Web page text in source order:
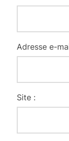
Adresse e-
Site :